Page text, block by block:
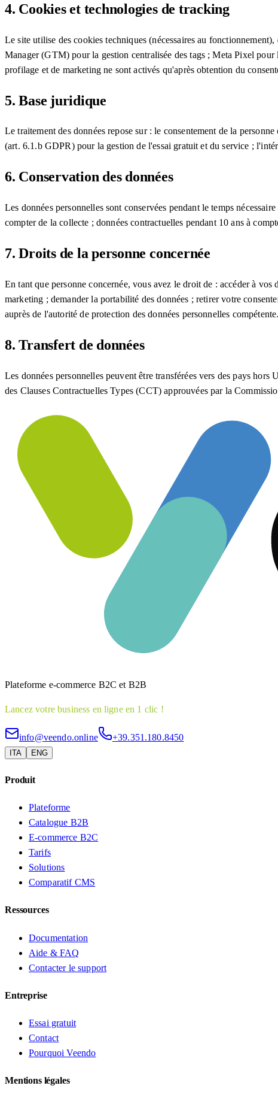
4. Cookies et technologies de tracking
Le site utilise des cookies techniques (nécessaires au
Manager (GTM) pour la gestion centralisée des tags ; Meta Pixel
profilage et de marketing ne sont activés qu'après obtention du
5. Base juridique
Le traitement des données repose sur : le consentement de la
(art. 6.1.b GDPR) pour la gestion de l'essai gratuit et du service ;
6. Conservation des données
Les données personnelles sont conservées pendant le temps
compter de la collecte ; données contractuelles pendant 10 ans à
7. Droits de la personne concernée
En tant que personne concernée, vous avez le droit de : accéder à
marketing ; demander la portabilité des données ; retirer votre
auprès de l'autorité de protection des données personnelles compétente.
8. Transfert de données
Les données personnelles peuvent être transférées vers des pays
des Clauses Contractuelles Types (CCT) approuvées par la
Plateforme e-commerce B2C et B2B
Lancez votre business en ligne en 1 clic !
info@veendo.online +39.351.180.8450
ITA ENG
Produit
Plateforme
Catalogue B2B
E-commerce B2C
Tarifs
Solutions
Comparatif CMS
Ressources
Documentation
Aide & FAQ
Contacter le support
Entreprise
Essai gratuit
Contact
Pourquoi Veendo
Mentions légales